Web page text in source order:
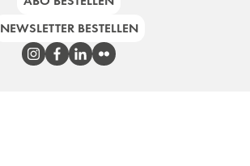
NEWSLETTER BESTELLEN